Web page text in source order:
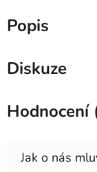
Popis
Diskuze
Hodnocení